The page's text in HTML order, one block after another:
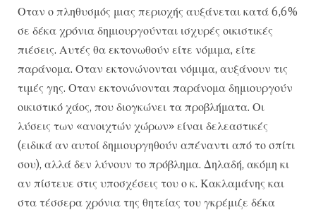
Οταν ο πληθυσμός μιας περιοχής αυξάνεται κατά 6,6%
σε δέκα χρόνια δημιουργούνται ισχυρές οικιστικές
πιέσεις. Αυτές θα εκτονωθούν είτε νόμιμα, είτε
παράνομα. Οταν εκτονώνονται νόμιμα, αυξάνουν τις
τιμές γης. Οταν εκτονώνονται παράνομα δημιουργούν
οικιστικό χάος, που διογκώνει τα προβλήματα. Οι
λύσεις των «ανοιχτών χώρων» είναι δελεαστικές
(ειδικά αν αυτοί δημιουργηθούν απέναντι από το σπίτι
σου), αλλά δεν λύνουν το πρόβλημα. Δηλαδή, ακόμη κι
αν πίστευε στις υποσχέσεις του ο κ. Κακλαμάνης και
στα τέσσερα χρόνια της θητείας του γκρέμιζε δέκα